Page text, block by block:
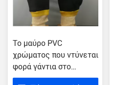
Το μαύρο PVC
χρώματος που ντύνεται
φορά γάντια στο
σύνθετο σφουγγάρι